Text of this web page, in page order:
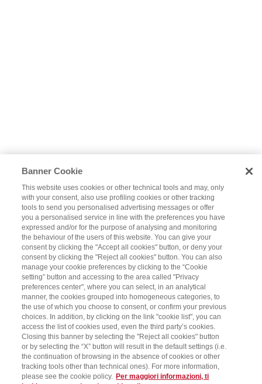
Banner Cookie
This website uses cookies or other technical tools and may, only
with your consent, also use profiling cookies or other tracking
tools to send you personalised advertising messages or offer
you a personalised service in line with the preferences you have
expressed and/or for the purpose of analysing and monitoring
the behaviour of the users of this website. You can give your
consent by clicking the "Accept all cookies" button, or deny your
consent by clicking the "Reject all cookies" button. You can also
manage your cookie preferences by clicking to the “Cookie
setting” button and accessing to the area called "Privacy
preferences center", where you can select, in an analytical
manner, the cookies grouped into homogeneous categories, to
the use of which you choose to consent, or confirm your previous
choices. In addition, by clicking on the link "cookie list", you can
access the list of cookies used, even the third party’s cookies.
Closing this banner by selecting the "Reject all cookies" button
or by selecting the “X” button will result in the default settings (i.e.
the continuation of browsing in the absence of cookies or other
tracking tools other than technical ones). For more information,
please see the cookie policy. Per maggiori informazioni, ti